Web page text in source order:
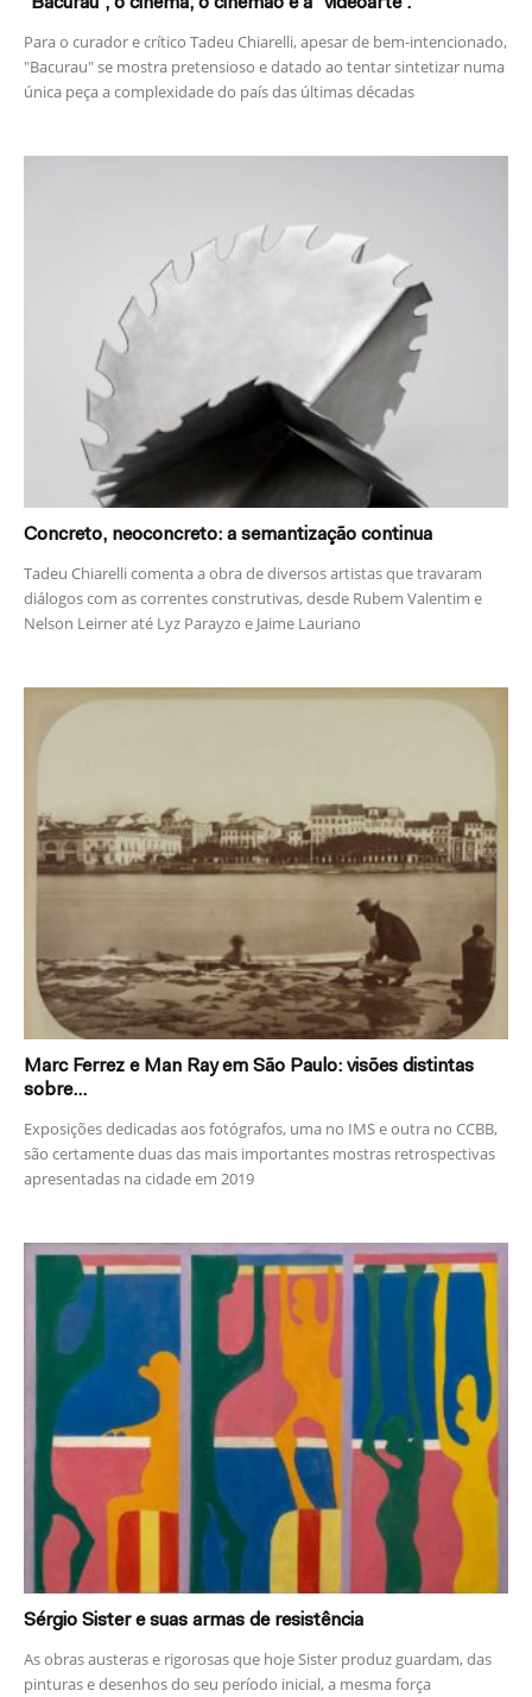
Para o curador e crítico Tadeu Chiarelli, apesar de bem-intencionado,
"Bacurau" se mostra pretensioso e datado ao tentar sintetizar numa
única peça a complexidade do país das últimas décadas
Concreto, neoconcreto: a semantização continua
Tadeu Chiarelli comenta a obra de diversos artistas que travaram
diálogos com as correntes construtivas, desde Rubem Valentim e
Nelson Leirner até Lyz Parayzo e Jaime Lauriano
Marc Ferrez e Man Ray em São Paulo: visões distintas
sobre...
Exposições dedicadas aos fotógrafos, uma no IMS e outra no CCBB,
são certamente duas das mais importantes mostras retrospectivas
apresentadas na cidade em 2019
Sérgio Sister e suas armas de resistência
As obras austeras e rigorosas que hoje Sister produz guardam, das
pinturas e desenhos do seu período inicial, a mesma força